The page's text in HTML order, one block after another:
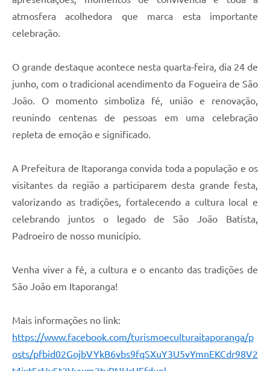
atmosfera acolhedora que marca esta importante
celebração.
O grande destaque acontece nesta quarta-feira, dia 24 de
junho, com o tradicional acendimento da Fogueira de São
João. O momento simboliza fé, união e renovação,
reunindo centenas de pessoas em uma celebração
repleta de emoção e significado.
A Prefeitura de Itaporanga convida toda a população e os
visitantes da região a participarem desta grande festa,
valorizando as tradições, fortalecendo a cultura local e
celebrando juntos o legado de São João Batista,
Padroeiro de nosso município.
Venha viver a fé, a cultura e o encanto das tradições de
São João em Itaporanga!
Mais informações no link:
https://www.facebook.com/turismoeculturaitaporanga/p
osts/pfbid02GojbVYkB6vbs9fqSXuY3U5vYmnEKCdr98V2